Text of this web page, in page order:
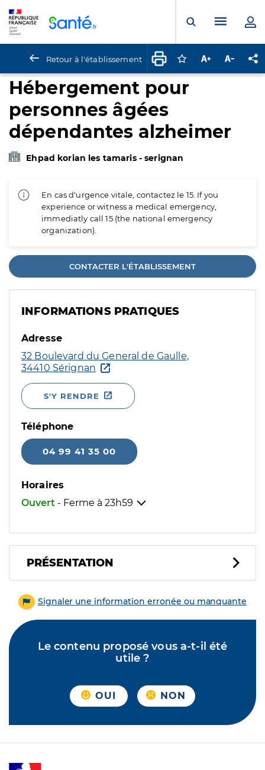
Ouvrir laMenu
Retour à l'établissement Connectez-vous
Augmenter la
Hébergement pour
personnes âgées
dépendantes alzheimer
Ehpad korian les tamaris - serignan
En cas d'urgence vitale, contactez le 15. If you
experience or witness a medical emergency,
immediatly call 15 (the national emergency
organization).
CONTACTER L'ÉTABLISSEMENT
INFORMATIONS PRATIQUES
Adresse
32 Boulevard du General de Gaulle,
34410 Sérignan
S'Y RENDRE
Téléphone
04 99 41 35 00
Horaires
Ouvert - Ferme à 23h59
PRÉSENTATION
Signaler une information erronée ou manquante
Le contenu proposé vous a-t-il été
utile ?
OUI NON